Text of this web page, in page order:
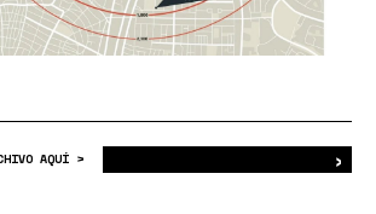
AQUÍ > ›